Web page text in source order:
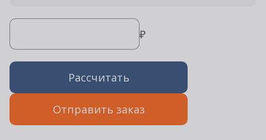
₽
Рассчитать
Отправить заказ